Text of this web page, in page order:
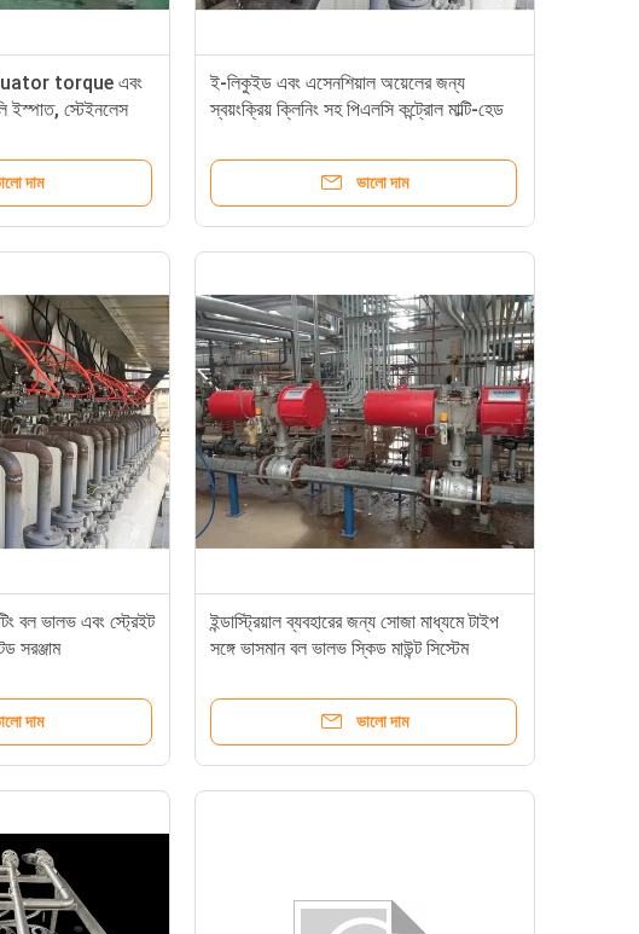
torque এবং
ইস্পাত, স্টেইনলেস
ভালভ
দাম
ই-লিকুইড এবং এসেনশিয়াল অয়েলের জন্য
স্বয়ংক্রিয় ক্লিনিং সহ পিএলসি কন্ট্রোল মাল্টি-হেড
ভালো দাম
বল ভালভ এবং স্ট্রেইট
সরঞ্জাম
দাম
ইন্ডাস্ট্রিয়াল ব্যবহারের জন্য সোজা মাধ্যমে টাইপ
সঙ্গে ভাসমান বল ভালভ স্কিড মাউন্ট সিস্টেম
ভালো দাম